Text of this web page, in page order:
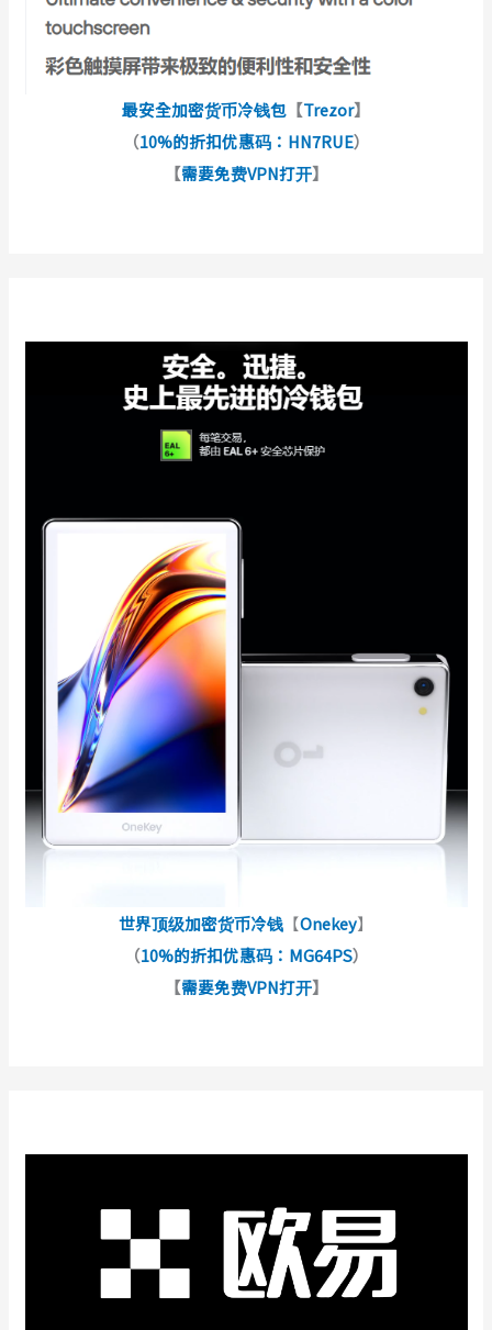
最安全加密货币冷钱包 【Trezor】
（10%的折扣优惠码：HN7RUE）
【需要免费VPN打开】
世界顶级加密货币冷钱 【Onekey】
（10%的折扣优惠码：MG64PS）
【需要免费VPN打开】